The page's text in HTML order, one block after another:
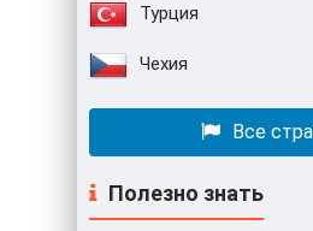
Турция
Чехия
Все
Полезно знать